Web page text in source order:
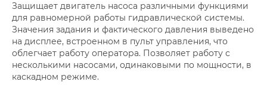
Защищает двигатель насоса различными функциями
для равномерной работы гидравлической системы.
Значения задания и фактического давления выведено
на дисплее, встроенном в пульт управления, что
облегчает работу оператора. Позволяет работу с
несколькими насосами, одинаковыми по мощности, в
каскадном режиме.